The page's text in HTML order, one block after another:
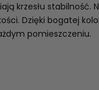
krzesłu stabilność.
Dzięki bogatej
pomieszczeniu.